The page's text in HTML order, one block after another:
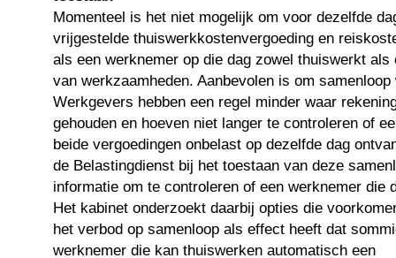
Momenteel is het niet mogelijk om voor dezelfde
vrijgestelde thuiswerkkostenvergoeding en
als een werknemer op die dag zowel thuiswerkt
van werkzaamheden. Aanbevolen is om
Werkgevers hebben een regel minder waar
gehouden en hoeven niet langer te controleren of
beide vergoedingen onbelast op dezelfde dag
de Belastingdienst bij het toestaan van deze
informatie om te controleren of een werknemer die
Het kabinet onderzoekt daarbij opties die
het verbod op samenloop als effect heeft dat
werknemer die kan thuiswerken automatisch een